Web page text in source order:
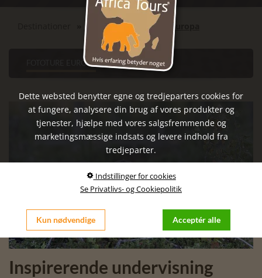
Europa Fototure Europa
FOTOTURE EUROPA
Inspirerende undervisning
Dette websted benytter egne og tredjeparters cookies for
at fungere, analysere din brug af vores produkter og
tjenester, hjælpe med vores salgsfremmende og
marketingsmæssige indsats og levere indhold fra
tredjeparter.
Indstillinger for cookies
Se Privatlivs- og Cookiepolitik
Kun nødvendige Acceptér alle